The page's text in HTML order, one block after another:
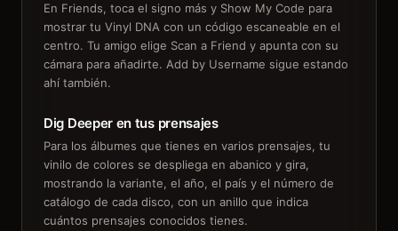
En Friends, toca el signo más y Show My Code para
mostrar tu Vinyl DNA con un código escaneable en el
centro. Tu amigo elige Scan a Friend y apunta con su
cámara para añadirte. Add by Username sigue estando
ahí también.
Dig Deeper en tus prensajes
Para los álbumes que tienes en varios prensajes, tu
vinilo de colores se despliega en abanico y gira,
mostrando la variante, el año, el país y el número de
catálogo de cada disco, con un anillo que indica
cuántos prensajes conocidos tienes.